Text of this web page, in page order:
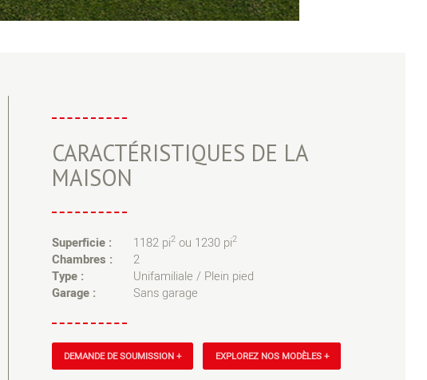
CARACTÉRISTIQUES DE LA
MAISON
Superficie :
Chambres :
Type :
Garage :
1182 pi2 ou 1230 pi2
2
Unifamiliale / Plein pied
Sans garage
DEMANDE DE SOUMISSION + EXPLOREZ NOS MODÈLES +